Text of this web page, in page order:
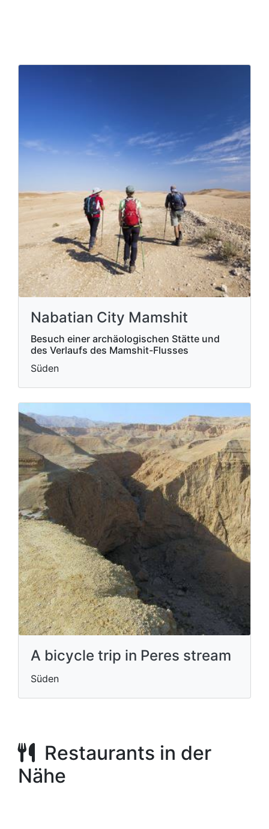
Nabatian City Mamshit
Besuch einer archäologischen Stätte und
des Verlaufs des Mamshit-Flusses
Süden
A bicycle trip in Peres stream
Süden
Restaurants in der
Nähe